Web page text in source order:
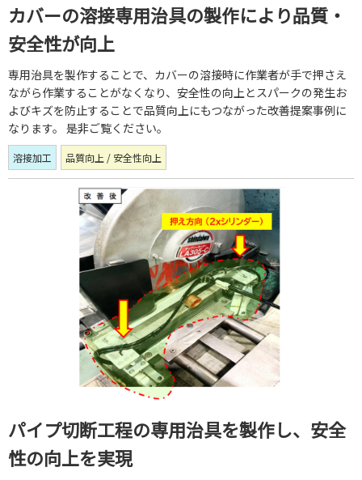
カバーの溶接専用治具の製作により品質・
安全性が向上
専用治具を製作することで、カバーの溶接時に作業者が手で押さえ
ながら作業することがなくなり、安全性の向上とスパークの発生お
よびキズを防止することで品質向上にもつながった改善提案事例に
なります。 是非ご覧ください。
溶接加工 品質向上 / 安全性向上
パイプ切断工程の専用治具を製作し、安全
性の向上を実現